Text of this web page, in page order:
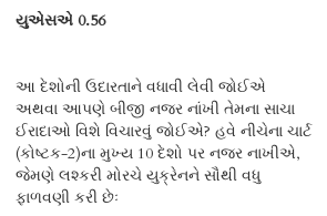
યુએસએ0.56
આ દેશોની ઉદારતાને વધાવી લેવી જોઈએ
અથવા આપણે બીજી નજર નાંખી તેમના સાચા
ઈરાદાઓ વિશે વિચારવું જોઈએ? હવે નીચેના ચાર્ટ
(કોષ્ટક-2)ના મુખ્ય 10 દેશો પર નજર નાખીએ,
જેમણે લશ્કરી મોરચે યુક્રેનને સૌથી વધુ
ફાળવણી કરી છેઃ